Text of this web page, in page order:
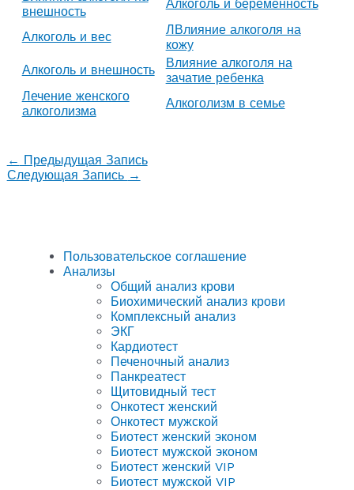
внешность
Алкоголь и беременность
Алкоголь и вес
ЛВлияние алкоголя на
кожу
Алкоголь и внешность
Влияние алкоголя на
зачатие ребенка
Лечение женского
алкоголизма
Алкоголизм в семье
← Предыдущая Запись
Следующая Запись →
Пользовательское соглашение
Анализы
Общий анализ крови
Биохимический анализ крови
Комплексный анализ
ЭКГ
Кардиотест
Печеночный анализ
Панкреатест
Щитовидный тест
Онкотест женский
Онкотест мужской
Биотест женский эконом
Биотест мужской эконом
Биотест женский VIP
Биотест мужской VIP